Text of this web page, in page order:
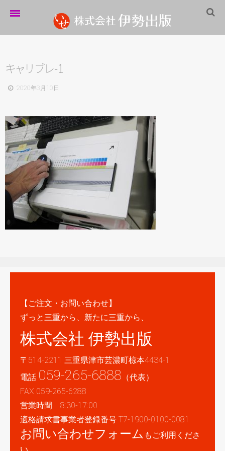
伊勢出版だより
営業案内
企業情報
採用情報
パートナーシップ
お問い合わせ
サイトマップ
キャ リ ブレ-1
2020年3月10日
【ご注文・お問い合わせ】
ずっと三重から、新たに三重から、
株式会社 伊勢出版
〒514-2211 三重県津市芸濃町椋本4434-1
電話 059-265-6888 （代表）
FAX 059-265-6288
営業時間 8:30-17:00
適格請求書事業者登録番号 T7-1900-0100-0081
お問い合わせフォーム もご利用くださ